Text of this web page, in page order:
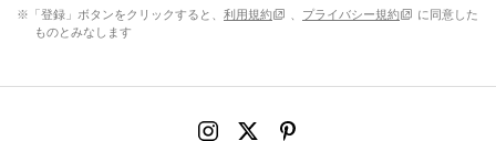
※「登録」ボタンをクリックすると、 利用規約 、 プライバシー規約
に同意した
ものとみなします